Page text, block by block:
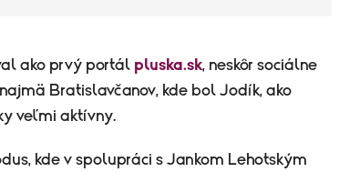
ako prvý portál pluska.sk, neskôr sociálne
Bratislavčanov, kde bol Jodík, ako
veľmi aktívny.
kde v spolupráci s Jankom Lehotským